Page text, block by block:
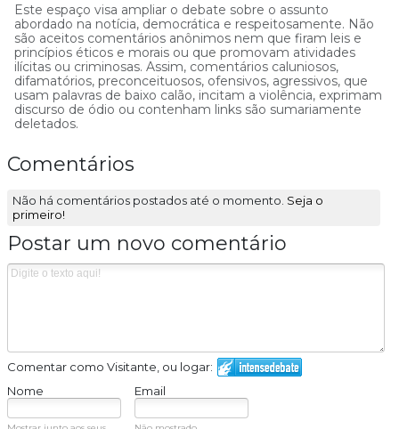
Este espaço visa ampliar o debate sobre o assunto
abordado na notícia, democrática e respeitosamente. Não
são aceitos comentários anônimos nem que firam leis e
princípios éticos e morais ou que promovam atividades
ilícitas ou criminosas. Assim, comentários caluniosos,
difamatórios, preconceituosos, ofensivos, agressivos, que
usam palavras de baixo calão, incitam a violência, exprimam
discurso de ódio ou contenham links são sumariamente
deletados.
Comentários
Não há comentários postados até o momento. Seja o
primeiro!
Postar um novo comentário
Comentar como Visitante, ou logar:
Nome
Email